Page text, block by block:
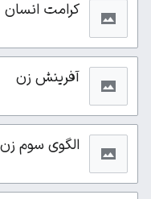
کرامت انسان
آفرینش زن
الگوی سوم زن